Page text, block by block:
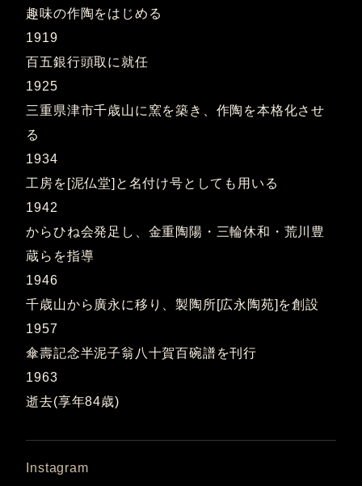
趣味の作陶をはじめる
1919
百五銀行頭取に就任
1925
三重県津市千歳山に窯を築き、作陶を本格化させ
る
1934
工房を[泥仏堂]と名付け号としても用いる
1942
からひね会発足し、金重陶陽・三輪休和・荒川豊
蔵らを指導
1946
千歳山から廣永に移り、製陶所[広永陶苑]を創設
1957
傘壽記念半泥子翁八十賀百碗譜を刊行
1963
逝去(享年84歳)
Instagram